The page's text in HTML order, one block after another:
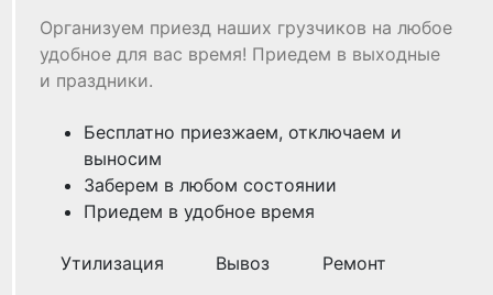
Организуем приезд наших грузчиков на любое
удобное для вас время! Приедем в выходные
и праздники.
Бесплатно приезжаем, отключаем и
выносим
Заберем в любом состоянии
Приедем в удобное время
Утилизация Вывоз Ремонт